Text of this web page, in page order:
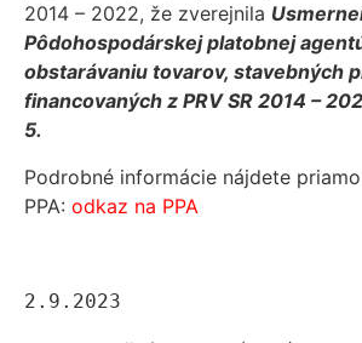
2014 – 2022, že zverejnila
Pôdohospodárskej platobnej
obstarávaniu tovarov, stavebných
financovaných z PRV SR 2014 –
5.
Podrobné informácie nájdete
PPA: odkaz na PPA
2.9.2023